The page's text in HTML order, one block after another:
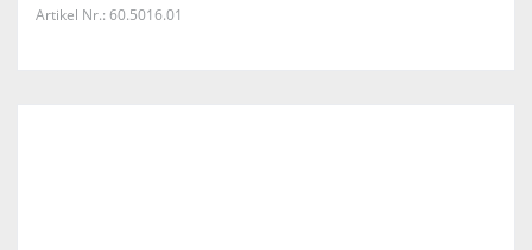
Artikel Nr.: 60.5016.01